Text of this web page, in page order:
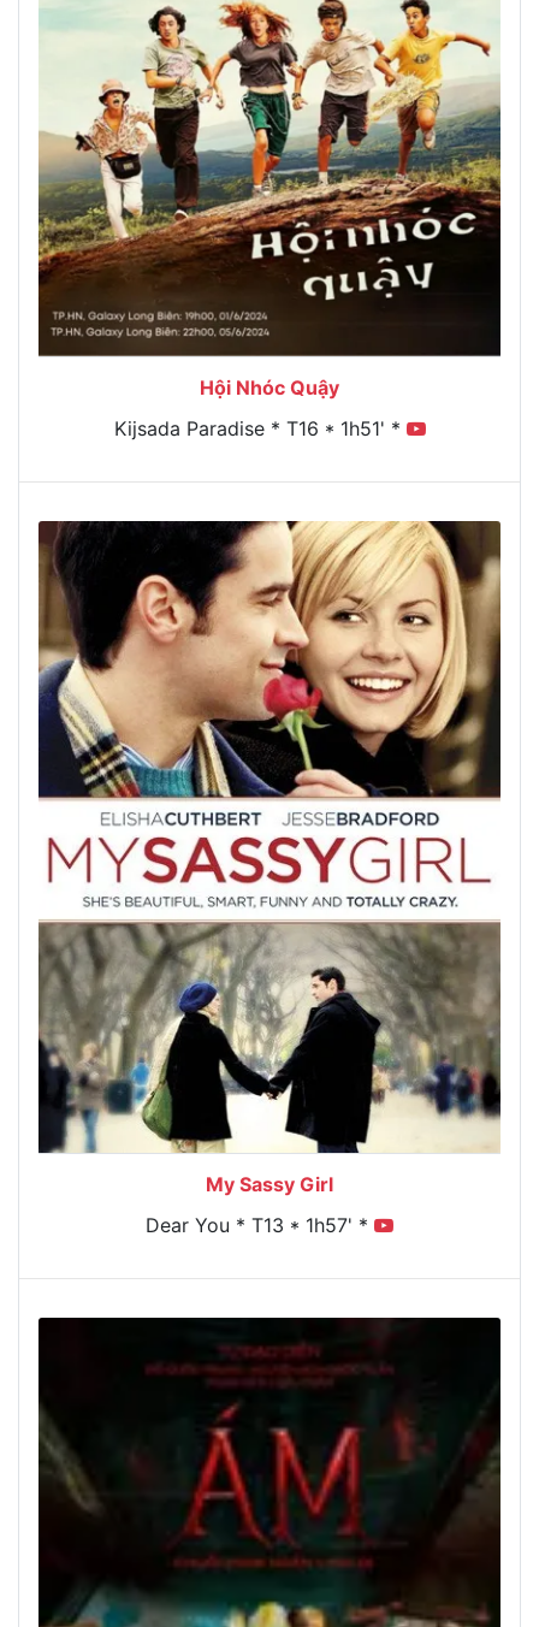
Hội Nhóc Quậy
Kijsada Paradise * T16 * 1h51' *
My Sassy Girl
Dear You * T13 * 1h57' *